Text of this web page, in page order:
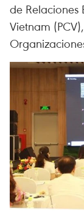
de Relaciones
Vietnam